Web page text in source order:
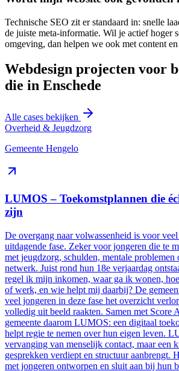
Technische SEO zit er standaard in: snelle
de juiste meta-informatie. Wil je actief hoger
omgeving, dan helpen we ook met content
Webdesign projecten voor
die in Enschede
Alle cases bekijken
Overheid & Jeugdzorg
Gemeente Hengelo
LUMOS – Toekomstplannen die
zijn
De overgang naar volwassenheid is voor
uitdagende fase. Zeker voor jongeren die te
met jeugdzorg, schulden, mentale problemen
netwerk. Juist rond hun 18e verjaardag
regel ik mijn inkomen, waar ga ik wonen,
of werk, en wie helpt mij daarbij? De
veel jongeren in deze fase het overzicht
volledig uit beeld raakten. Samen met Score
gemeente daarom LUMOS: een digitaal
helpt regie te nemen over hun eigen leven.
vervanging van menselijk contact, maar een
gesprekken verdiept en structuur aanbrengt.
met jongeren ontworpen en sluit aan bij hun